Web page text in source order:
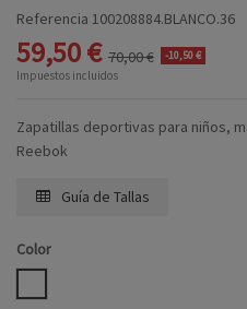
Referencia 100208884.BLANCO.36
59,50 € 70,00 € -10,50 €
Impuestos incluidos
Zapatillas deportivas para niños,
Reebok
Guía de Tallas
Color